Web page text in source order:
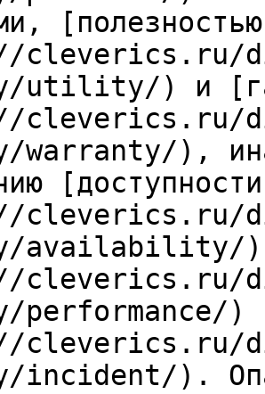
cleverics.ru/
utility/) и
cleverics.ru/
warranty/),
cleverics.ru/
availability/)
cleverics.ru/
performance/)
cleverics.ru/
incident/).